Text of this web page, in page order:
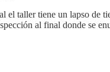
el taller tiene un lapso
al final donde se